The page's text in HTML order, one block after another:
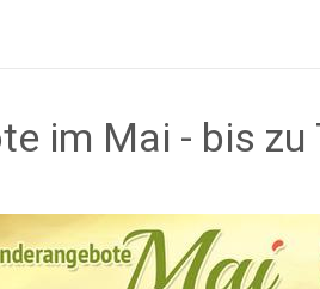
im Mai - bis zu